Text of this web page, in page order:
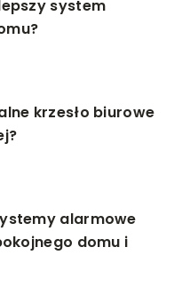
system
krzesło biurowe
alarmowe
domu i